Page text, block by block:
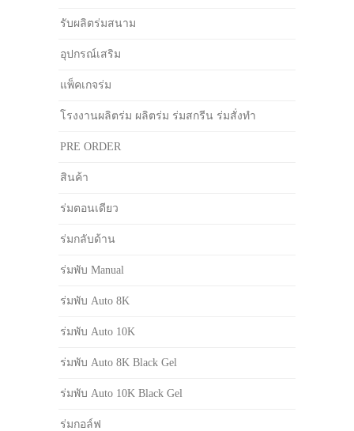
รับผลิตร่มสนาม
อุปกรณ์เสริม
แพ็คเกจร่ม
โรงงานผลิตร่ม ผลิตร่ม ร่มสกรีน ร่มสั่งทำ
PRE ORDER
สินค้า
ร่มตอนเดียว
ร่มกลับด้าน
ร่มพับ Manual
ร่มพับ Auto 8K
ร่มพับ Auto 10K
ร่มพับ Auto 8K Black Gel
ร่มพับ Auto 10K Black Gel
ร่มกอล์ฟ